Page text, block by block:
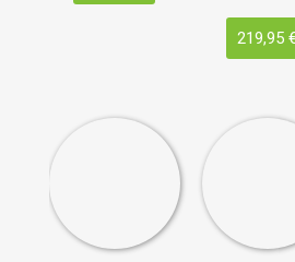
219,95